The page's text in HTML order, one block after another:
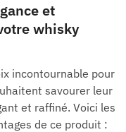
et
whisky
incontournable pour
savourer leur
et raffiné. Voici les
de ce produit :